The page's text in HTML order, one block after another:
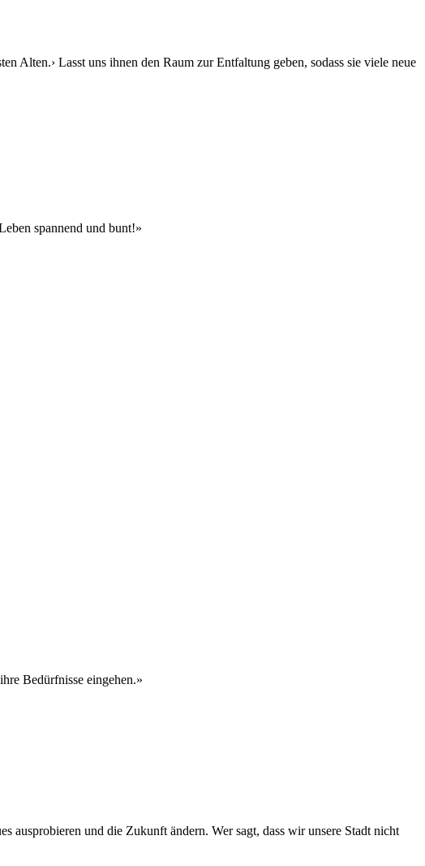
Alten.› Lasst uns ihnen den Raum zur Entfaltung geben, sodass sie viele neue
spannend und bunt!»
Bedürfnisse eingehen.»
ausprobieren und die Zukunft ändern. Wer sagt, dass wir unsere Stadt nicht